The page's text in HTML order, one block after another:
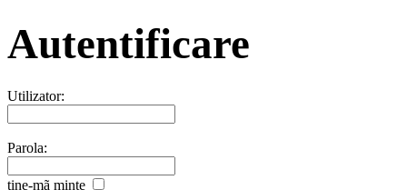
Autentificare
Utilizator:
Parola:
ţine-mã minte